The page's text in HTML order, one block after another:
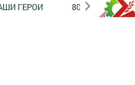
ГЕРОИ 80 ЛЕТ ПОБЕДЫ!